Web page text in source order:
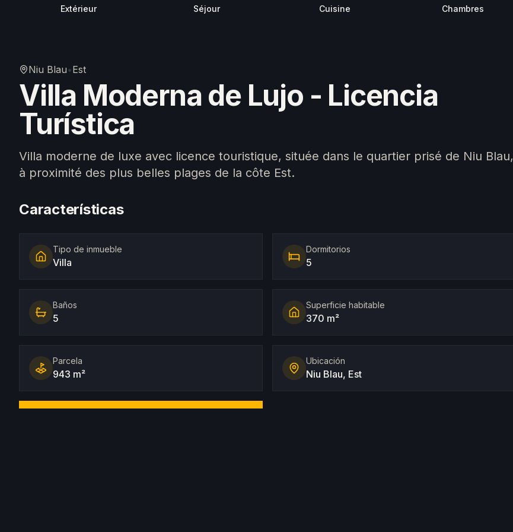
Extérieur Séjour Cuisine Chambres
Niu Blau•Est
Villa Moderna de Lujo - Licencia
Turística
Villa moderne de luxe avec licence touristique, située dans le quartier prisé de Niu Blau,
à proximité des plus belles plages de la côte Est.
Características
Tipo de inmueble
Villa
Dormitorios
5
Baños
5
Superficie habitable
370 m²
Parcela
943 m²
Ubicación
Niu Blau, Est